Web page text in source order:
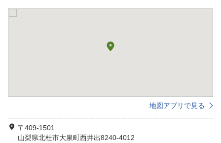
地図アプリで見る
〒409-1501
山梨県北杜市大泉町西井出8240-4012